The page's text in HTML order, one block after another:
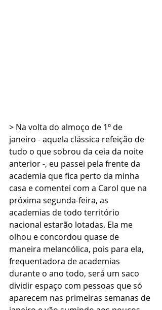
> Na volta do almoço de 1º de
janeiro - aquela clássica refeição de
tudo o que sobrou da ceia da noite
anterior -, eu passei pela frente da
academia que fica perto da minha
casa e comentei com a Carol que na
próxima segunda-feira, as
academias de todo território
nacional estarão lotadas. Ela me
olhou e concordou quase de
maneira melancólica, pois para ela,
frequentadora de academias
durante o ano todo, será um saco
dividir espaço com pessoas que só
aparecem nas primeiras semanas de